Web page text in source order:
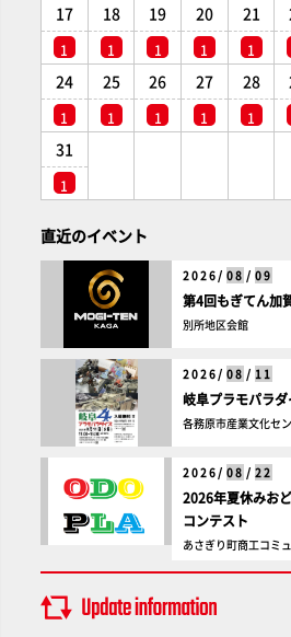
17
1
18
1
19
1
20
1
21
1
24
1
25
1
26
1
27
1
28
1
31
1
直近のイベント
2026/ 08 / 09
第4回もぎてん加
別所地区会館
2026/ 08 / 11
岐阜プラモパラ
各務原市産業文化セ
2026/ 08 / 22
2026年夏休みお
コンテスト
あさぎり町商工コミ